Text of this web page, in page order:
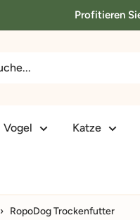
Profitieren
Vogel Katze
› RopoDog Trockenfutter